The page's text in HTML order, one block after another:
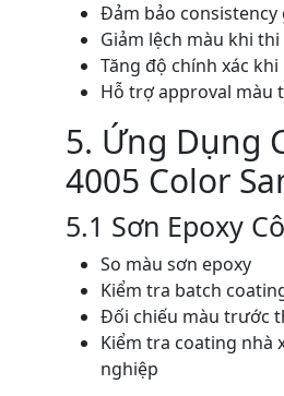
Đảm bảo
Giảm lệch màu khi
Tăng độ chính xác
Hỗ trợ approval màu
5. Ứng Dụng
4005 Color
5.1 Sơn Epoxy
So màu sơn epoxy
Kiểm tra batch
Đối chiếu màu trước
Kiểm tra coating nhà
nghiệp